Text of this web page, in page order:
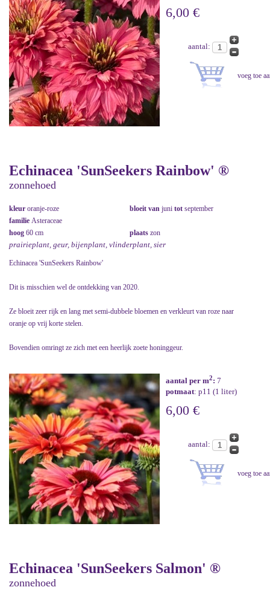
6,00 €
aantal:
Echinacea 'SunSeekers Rainbow' ®
zonnehoed
kleur oranje-roze bloeit van juni tot september
familie Asteraceae
hoog 60 cm plaats zon
prairieplant, geur, bijenplant, vlinderplant, sier
Echinacea 'SunSeekers Rainbow'
Dit is misschien wel de ontdekking van 2020.
Ze bloeit zeer rijk en lang met semi-dubbele bloemen en verkleurt van roze naar
oranje op vrij korte stelen.
Bovendien omringt ze zich met een heerlijk zoete honinggeur.
aantal per m2: 7
potmaat: p11 (1 liter)
6,00 €
aantal:
Echinacea 'SunSeekers Salmon' ®
zonnehoed